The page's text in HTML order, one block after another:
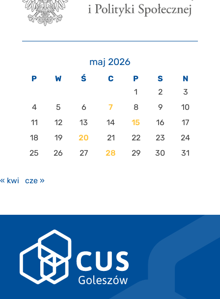
maj 2026
P W Ś C P S
N
1
2
3
4
5 6 7 8 9
10
11
12 13 14 15 16
17
18
19 20 21 22 23
24
25
26 27 28 29 30 31
« kwi cze »